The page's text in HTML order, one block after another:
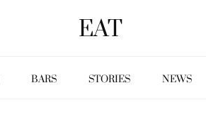
EAT
BARS STORIES NEWS